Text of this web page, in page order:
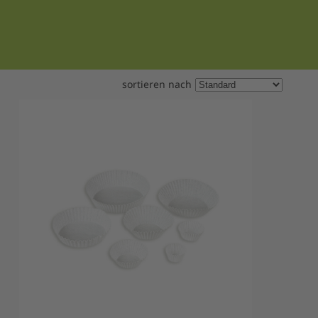
sortieren nach